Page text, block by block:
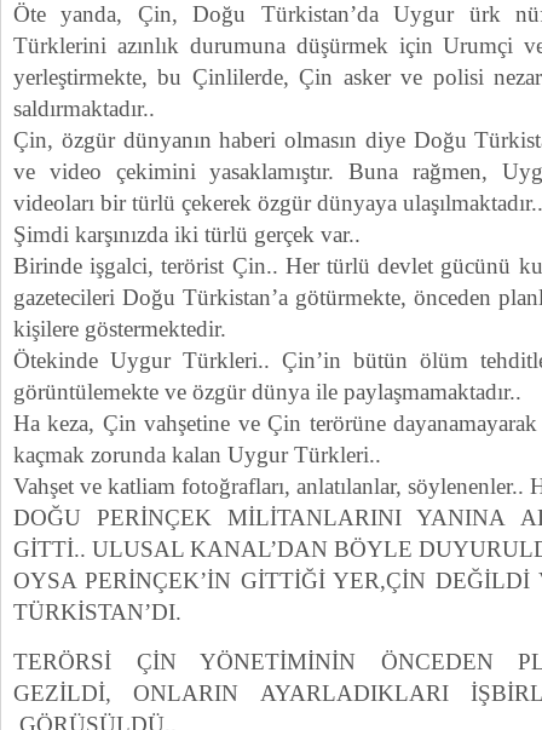
Öte yanda, Çin, Doğu Türkistan’da Uygur ürk
Türklerini azınlık durumuna düşürmek için Urumçi
yerleştirmekte, bu Çinlilerde, Çin asker ve polisi
saldırmaktadır..
Çin, özgür dünyanın haberi olmasın diye Doğu
ve video çekimini yasaklamıştır. Buna rağmen,
videoları bir türlü çekerek özgür dünyaya ulaşılmaktadır..
Şimdi karşınızda iki türlü gerçek var..
Birinde işgalci, terörist Çin.. Her türlü devlet gücünü
gazetecileri Doğu Türkistan’a götürmekte, önceden
kişilere göstermektedir.
Ötekinde Uygur Türkleri.. Çin’in bütün ölüm
görüntülemekte ve özgür dünya ile paylaşmamaktadır..
Ha keza, Çin vahşetine ve Çin terörüne dayanamayarak
kaçmak zorunda kalan Uygur Türkleri..
Vahşet ve katliam fotoğrafları, anlatılanlar, söylenenler..
DOĞU PERİNÇEK MİLİTANLARINI YANINA
GİTTİ.. ULUSAL KANAL’DAN BÖYLE
OYSA PERİNÇEK’İN GİTTİĞİ YER,ÇİN
TÜRKİSTAN’DI.
TERÖRSİ ÇİN YÖNETİMİNİN ÖNCEDEN
GEZİLDİ, ONLARIN AYARLADIKLARI
GÖRÜŞÜLDÜ..